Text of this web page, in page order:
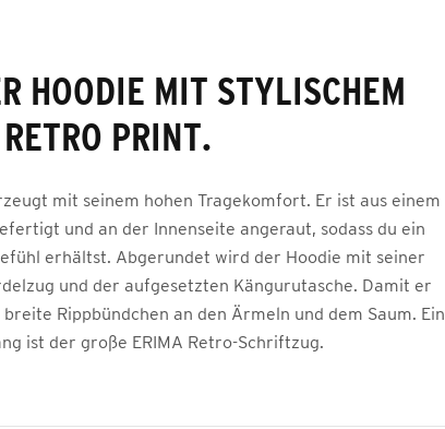
HOODIE MIT STYLISCHEM
RETRO PRINT.
mit seinem hohen Tragekomfort. Er ist aus einem
und an der Innenseite angeraut, sodass du ein
erhältst. Abgerundet wird der Hoodie mit seiner
und der aufgesetzten Kängurutasche. Damit er
Rippbündchen an den Ärmeln und dem Saum. Ein
ist der große ERIMA Retro-Schriftzug.